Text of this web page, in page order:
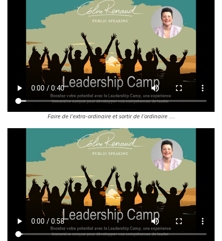
Faire de l’extra-ordinaire et sortir de l’ordinaire …